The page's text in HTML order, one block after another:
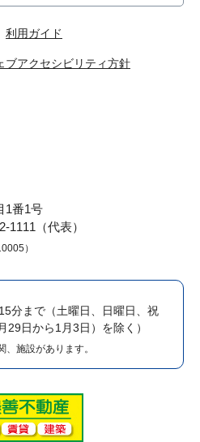
利用ガイド
ブアクセシビリティ方針
1番1号
（代表）
）
分まで （土曜日、日曜日、祝
29日から1月3日）を除く）
施設があります。